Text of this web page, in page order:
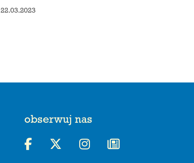
22.03.2023
obserwuj nas